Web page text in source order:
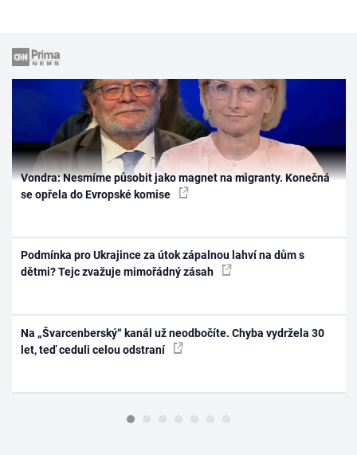
Vondra: Nesmíme působit jako magnet na migranty. Konečná
se opřela do Evropské komise
Podmínka pro Ukrajince za útok zápalnou lahví na dům s
dětmi? Tejc zvažuje mimořádný zásah
Na „Švarcenberský“ kanál už neodbočíte. Chyba vydržela 30
let, teď ceduli celou odstraní